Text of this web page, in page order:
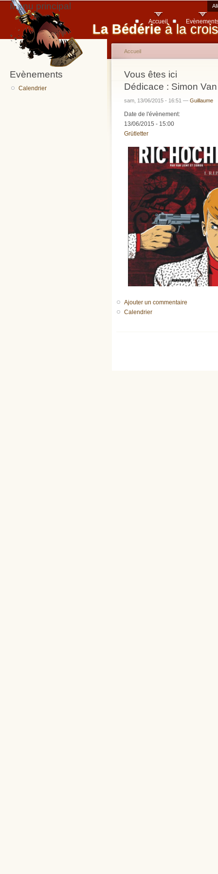
La Bédérie à la
Menu principal
Accueil
Evènements
Calendrier
Vous êtes ici
Accueil
Dédicace : Simon
sam, 13/06/2015 - 16:51 — Guillaume
Date de l'évènement:
13/06/2015 - 15:00
Grütletter
Ajouter un commentaire
Calendrier